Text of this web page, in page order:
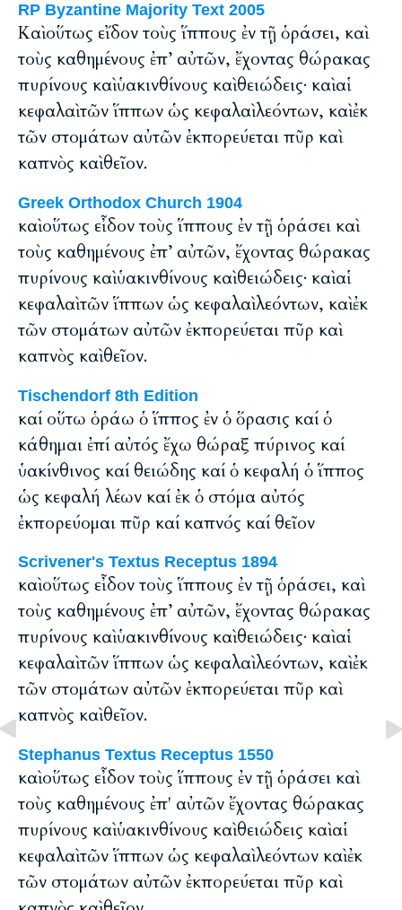
RP Byzantine Majority Text 2005
Καὶ οὕτως εἴδον τοὺς ἵππους ἐν τῇ ὁράσει, καὶ
τοὺς καθημένους ἐπ’ αὐτῶν, ἔχοντας θώρακας
πυρίνους καὶ ὑακινθίνους καὶ θειώδεις· καὶ αἱ
κεφαλαὶ τῶν ἵππων ὡς κεφαλαὶ λεόντων, καὶ ἐκ
τῶν στομάτων αὐτῶν ἐκπορεύεται πῦρ καὶ
καπνὸς καὶ θεῖον.
Greek Orthodox Church 1904
καὶ οὕτως εἶδον τοὺς ἵππους ἐν τῇ ὁράσει καὶ
τοὺς καθημένους ἐπ’ αὐτῶν, ἔχοντας θώρακας
πυρίνους καὶ ὑακινθίνους καὶ θειώδεις· καὶ αἱ
κεφαλαὶ τῶν ἵππων ὡς κεφαλαὶ λεόντων, καὶ ἐκ
τῶν στομάτων αὐτῶν ἐκπορεύεται πῦρ καὶ
καπνὸς καὶ θεῖον.
Tischendorf 8th Edition
καί οὕτω ὁράω ὁ ἵππος ἐν ὁ ὅρασις καί ὁ
κάθημαι ἐπί αὐτός ἔχω θώραξ πύρινος καί
ὑακίνθινος καί θειώδης καί ὁ κεφαλή ὁ ἵππος
ὡς κεφαλή λέων καί ἐκ ὁ στόμα αὐτός
ἐκπορεύομαι πῦρ καί καπνός καί θεῖον
Scrivener's Textus Receptus 1894
καὶ οὕτως εἶδον τοὺς ἵππους ἐν τῇ ὁράσει, καὶ
τοὺς καθημένους ἐπ’ αὐτῶν, ἔχοντας θώρακας
πυρίνους καὶ ὑακινθίνους καὶ θειώδεις· καὶ αἱ
κεφαλαὶ τῶν ἵππων ὡς κεφαλαὶ λεόντων, καὶ ἐκ
τῶν στομάτων αὐτῶν ἐκπορεύεται πῦρ καὶ
καπνὸς καὶ θεῖον.
Stephanus Textus Receptus 1550
καὶ οὕτως εἶδον τοὺς ἵππους ἐν τῇ ὁράσει καὶ
τοὺς καθημένους ἐπ' αὐτῶν ἔχοντας θώρακας
πυρίνους καὶ ὑακινθίνους καὶ θειώδεις καὶ αἱ
κεφαλαὶ τῶν ἵππων ὡς κεφαλαὶ λεόντων καὶ ἐκ
τῶν στομάτων αὐτῶν ἐκπορεύεται πῦρ καὶ